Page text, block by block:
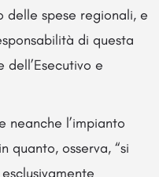
spese regionali, e
di questa
e
neanche l’impianto
quanto, osserva, “si